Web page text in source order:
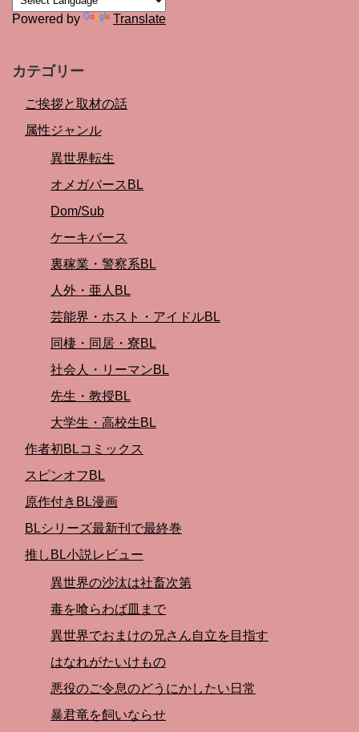
Powered by Translate
カテゴリー
ご挨拶と取材の話
属性ジャンル
異世界転生
オメガバースBL
Dom/Sub
ケーキバース
裏稼業・警察系BL
人外・亜人BL
芸能界・ホスト・アイドルBL
同棲・同居・寮BL
社会人・リーマンBL
先生・教授BL
大学生・高校生BL
作者初BLコミックス
スピンオフBL
原作付きBL漫画
BLシリーズ最新刊で最終巻
推しBL小説レビュー
異世界の沙汰は社畜次第
毒を喰らわば皿まで
異世界でおまけの兄さん自立を目指す
はなれがたいけもの
悪役のご令息のどうにかしたい日常
暴君竜を飼いならせ